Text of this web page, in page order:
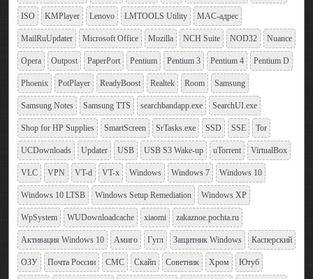
ISO KMPlayer Lenovo LMTOOLS Utility MAC-адрес
MailRuUpdater Microsoft Office Mozilla NCH Suite NOD32 Nuance
Opera Outpost PaperPort Pentium Pentium 3 Pentium 4 Pentium D
Phoenix PotPlayer ReadyBoost Realtek Room Samsung
Samsung Notes Samsung TTS searchbandapp.exe SearchUI.exe
Shop for HP Supplies SmartScreen SrTasks.exe SSD SSE Tor
UCDownloads Updater USB USB S3 Wake-up uTorrent VirtualBox
VLC VPN VT-d VT-x Windows Windows 7 Windows 10
Windows 10 LTSB Windows Setup Remediation Windows XP
WpSystem WUDownloadcache xiaomi zakaznoe.pochta.ru
Активация Windows 10 Амиго Гугл Защитник Windows Касперский
ОЗУ Почта России СМС Скайп Советник Хром Ютуб